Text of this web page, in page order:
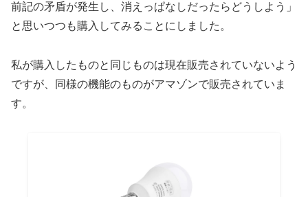
前記の矛盾が発生し、消えっぱなしだったらどうしよう」
と思いつつも購入してみることにしました。
私が購入したものと同じものは現在販売されていないよう
ですが、同様の機能のものがアマゾンで販売されていま
す。